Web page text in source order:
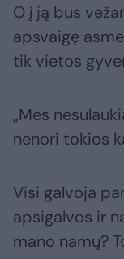
O į ją bus
apsvaigę
tik vietos
„Mes
nenori tokios
Visi galvoja
apsigalvos ir
mano namų?